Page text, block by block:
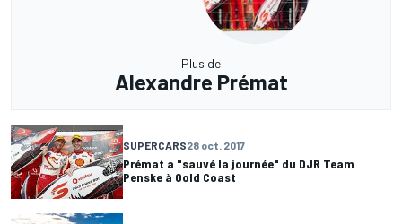
Plus de
Alexandre Prémat
SUPERCARS28 oct. 2017
Prémat a "sauvé la journée" du DJR Team
Penske à Gold Coast